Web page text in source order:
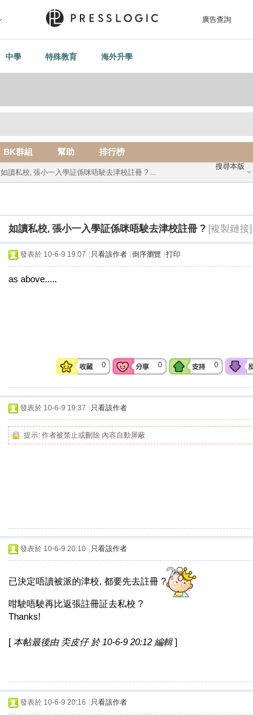
廣告查詢
中學 特殊教育 海外升學
BK群組 幫助 排行榜
搜尋本版
如讀私校, 張小一入學証係咪唔駛去津校註冊 ? ...
如讀私校, 張小一入學証係咪唔駛去津校註冊 ? [複製鏈接]
發表於 10-6-9 19:07 只看該作者 倒序瀏覽 打印
as above.....
0 0 0
發表於 10-6-9 19:37 只看該作者
提示: 作者被禁止或刪除 內容自動屏蔽
發表於 10-6-9 20:10 只看該作者
已決定唔讀被派的津校, 都要先去註冊 ?
咁駛唔駛再比返張註冊証去私校 ?
Thanks!
[ 本帖最後由 奀皮仔 於 10-6-9 20:12 編輯]
發表於 10-6-9 20:16 只看該作者